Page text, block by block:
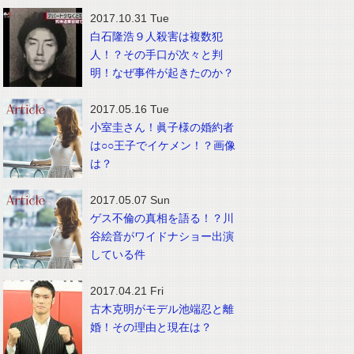
2017.10.31 Tue
白石隆浩９人殺害は複数犯
人！？その手口が次々と判
明！なぜ事件が起きたのか？
2017.05.16 Tue
小室圭さん！眞子様の婚約者
は○○王子でイケメン！？画像
は？
2017.05.07 Sun
ゲス不倫の真相を語る！？川
谷絵音がワイドナショー出演
している件
2017.04.21 Fri
古木克明がモデル池端忍と離
婚！その理由と現在は？